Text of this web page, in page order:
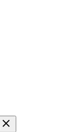
close